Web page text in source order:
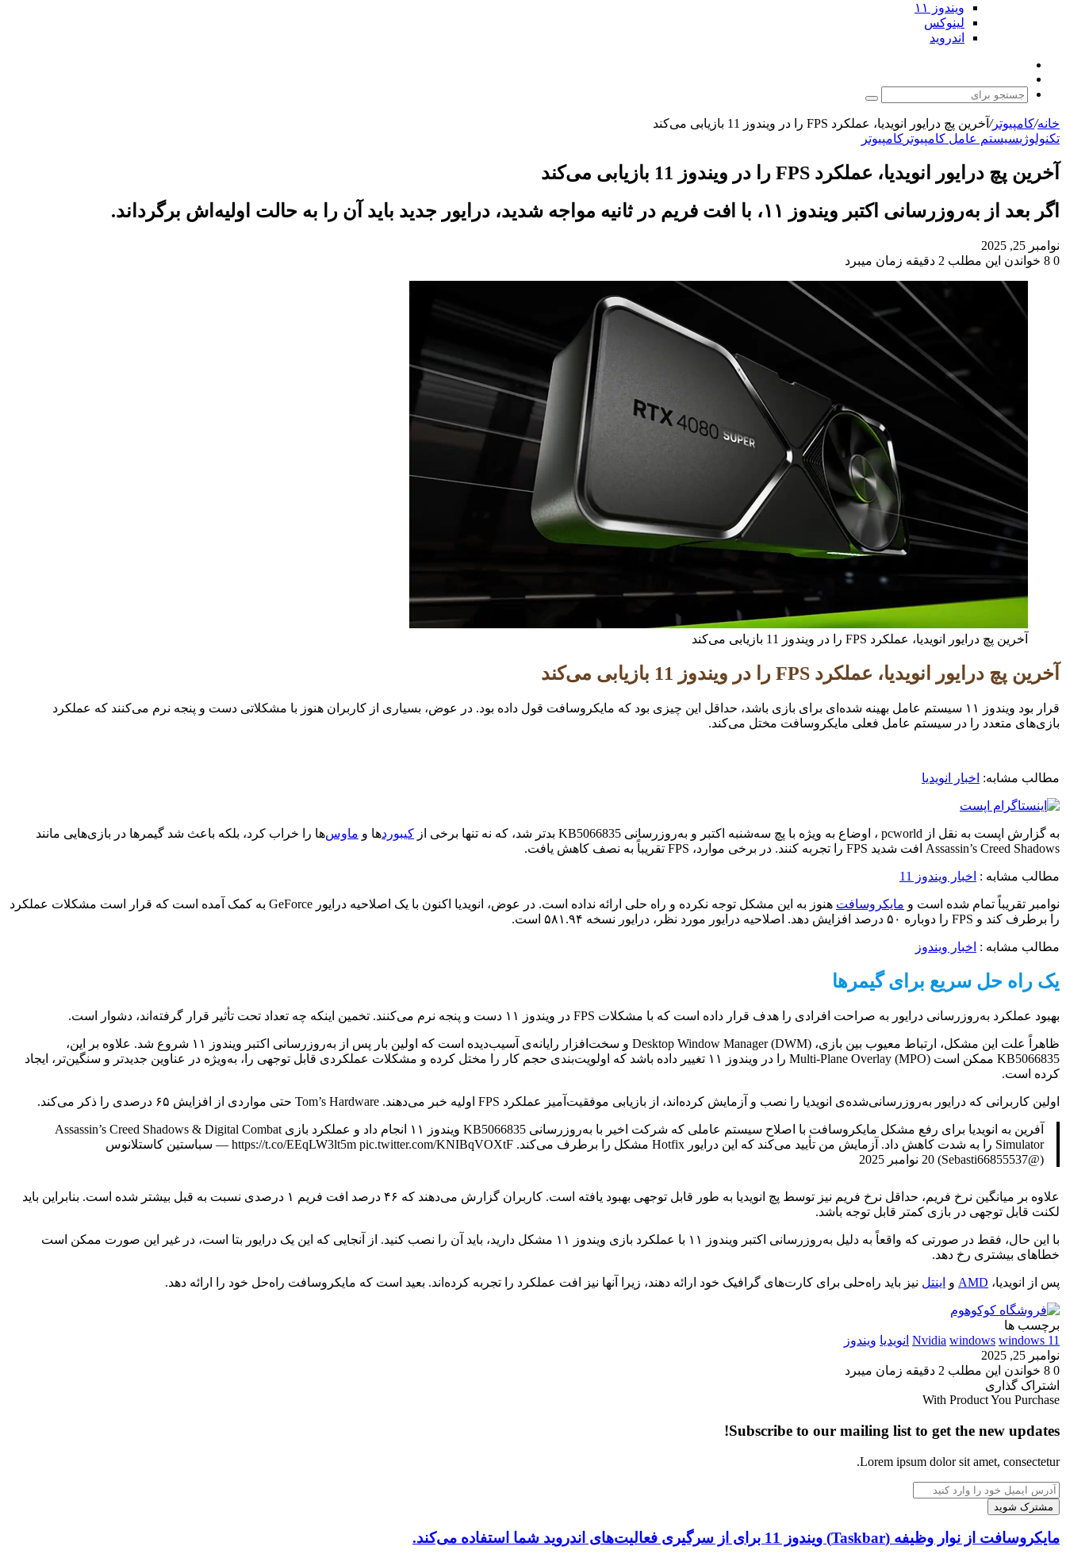
ویندوز ۱۱
لینوکس
اندروید
پوسته
جستجو
برای
خانه/کامپیوتر/ آخرین پچ درایور انویدیا، عملکرد FPS را در ویندوز 11 بازیابی می‌کند
تکنولوژیسیستم عامل کامپیوتر کامپیوتر
آخرین پچ درایور انویدیا، عملکرد FPS را در ویندوز 11 بازیابی می‌کند
اگر بعد از به‌روزرسانی اکتبر ویندوز ۱۱، با افت فریم در ثانیه مواجه شدید، درایور جدید باید آن را به حالت اولیه‌اش برگرداند.
نوامبر 25, 2025
0
خواندن این مطلب 2 دقیقه زمان میبرد
آخرین پچ درایور انویدیا، عملکرد FPS را در ویندوز 11 بازیابی می‌کند
آخرین پچ درایور انویدیا، عملکرد FPS را در ویندوز 11 بازیابی می‌کند
قرار بود ویندوز ۱۱ سیستم عامل بهینه شده‌ای برای بازی باشد، حداقل این چیزی بود که مایکروسافت قول داده بود. در عوض، بسیاری از کاربران هنوز با مشکلاتی دست و پنجه نرم می‌کنند که عملکرد
بازی‌های متعدد را در سیستم عامل فعلی مایکروسافت مختل می‌کند.
مطالب مشابه: اخبار انویدیا
به گزارش اپست به نقل از pcworld ، اوضاع به ویژه با پچ سه‌شنبه اکتبر و به‌روزرسانی KB5066835 بدتر شد، که نه تنها برخی از کیبوردها و ماوس‌ها را خراب کرد، بلکه باعث شد گیمرها در بازی‌هایی مانند
Assassin’s Creed Shadows افت شدید FPS را تجربه کنند. در برخی موارد، FPS تقریباً به نصف کاهش یافت.
مطالب مشابه : اخبار ویندوز 11
نوامبر تقریباً تمام شده است و مایکروسافت
هنوز به این مشکل توجه نکرده و راه حلی ارائه نداده است. در عوض، انویدیا اکنون با یک اصلاحیه درایور GeForce به کمک آمده است که قرار است مشکلات عملکرد
را برطرف کند و FPS را دوباره ۵۰ درصد افزایش دهد. اصلاحیه درایور مورد نظر، درایور نسخه ۵۸۱.۹۴ است.
مطالب مشابه : اخبار ویندوز
یک راه حل سریع برای گیمرها
بهبود عملکرد به‌روزرسانی درایور به صراحت افرادی را هدف قرار داده است که با مشکلات FPS در ویندوز ۱۱ دست و پنجه نرم می‌کنند. تخمین اینکه چه تعداد تحت تأثیر قرار گرفته‌اند، دشوار است.
ظاهراً علت این مشکل، ارتباط معیوب بین بازی، Desktop Window Manager (DWM) و سخت‌افزار رایانه‌ی آسیب‌دیده است که اولین بار پس از به‌روزرسانی اکتبر ویندوز ۱۱ شروع شد. علاوه بر این،
KB5066835 ممکن است Multi-Plane Overlay (MPO) را در ویندوز ۱۱ تغییر داده باشد که اولویت‌بندی حجم کار را مختل کرده و مشکلات عملکردی قابل توجهی را، به‌ویژه در عناوین جدیدتر و سنگین‌تر، ایجاد
کرده است.
اولین کاربرانی که درایور به‌روزرسانی‌شده‌ی انویدیا را نصب و آزمایش کرده‌اند، از بازیابی موفقیت‌آمیز عملکرد FPS اولیه خبر می‌دهند. Tom’s Hardware حتی مواردی از افزایش ۶۵ درصدی را ذکر می‌کند.
آفرین به انویدیا برای رفع مشکل مایکروسافت با اصلاح سیستم عاملی که شرکت اخیر با به‌روزرسانی KB5066835 ویندوز ۱۱ انجام داد و عملکرد بازی Assassin’s Creed Shadows & Digital Combat
Simulator را به شدت کاهش داد. آزمایش من تأیید می‌کند که این درایور Hotfix مشکل را برطرف می‌کند. https://t.co/EEqLW3lt5m pic.twitter.com/KNIBqVOXtF — سباستین کاستلانوس
(@Sebasti66855537) 20 نوامبر 2025
علاوه بر میانگین نرخ فریم، حداقل نرخ فریم نیز توسط پچ انویدیا به طور قابل توجهی بهبود یافته است. کاربران گزارش می‌دهند که ۴۶ درصد افت فریم ۱ درصدی نسبت به قبل بیشتر شده است. بنابراین باید
لکنت قابل توجهی در بازی کمتر قابل توجه باشد.
با این حال، فقط در صورتی که واقعاً به دلیل به‌روزرسانی اکتبر ویندوز ۱۱ با عملکرد بازی ویندوز ۱۱ مشکل دارید، باید آن را نصب کنید. از آنجایی که این یک درایور بتا است، در غیر این صورت ممکن است
خطاهای بیشتری رخ دهد.
پس از انویدیا، AMD و اینتل نیز باید راه‌حلی برای کارت‌های گرافیک خود ارائه دهند، زیرا آنها نیز افت عملکرد را تجربه کرده‌اند. بعید است که مایکروسافت راه‌حل خود را ارائه دهد.
برچسب ها
Nvidia windows windows 11 انویدیا ویندوز
نوامبر 25, 2025
0
خواندن این مطلب 2 دقیقه زمان میبرد
فیس
بوک
X
لینکدین
‫تامبلر
‫پین‌ترست
‫رددیت
‫VKontakte
‫Odnoklassniki
پاکت
اشتراک گذاری
فیس
X
لینکدین
‫تامبلر
‫پین‌ترست
‫رددیت
‫VKontakte
‫Odnoklassniki
پاکت
اشتراک
از
ایمیل
چاپ
With Product You Purchase
Subscribe to our mailing list to get the new updates!
Lorem ipsum dolor sit amet, consectetur.
آدرس
ایمیل
خود
وارد
مایکروسافت
مایکروسافت از نوار وظیفه (Taskbar) ویندوز 11 برای از سرگیری فعالیت‌های اندروید شما استفاده می‌کند.